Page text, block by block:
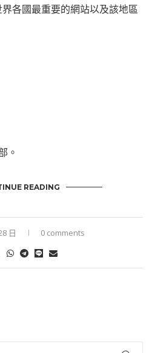
各國最重要的網站以及該地區
。
READING
日 0 comments